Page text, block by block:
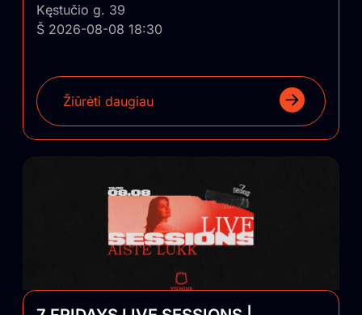
Kęstučio g. 39
Š 2026-08-08 18:30
Žiūrėti daugiau